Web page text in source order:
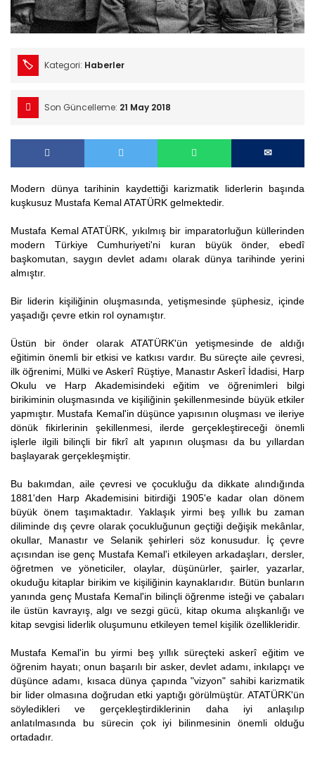
Modern dünya tarihinin kaydettiği karizmatik liderlerin başında
kuşkusuz Mustafa Kemal ATATÜRK gelmektedir.
Mustafa Kemal ATATÜRK, yıkılmış bir imparatorluğun küllerinden
modern Türkiye Cumhuriyeti'ni kuran büyük önder, ebedî
başkomutan, saygın devlet adamı olarak dünya tarihinde yerini
almıştır.
Bir liderin kişiliğinin oluşmasında, yetişmesinde şüphesiz, içinde
yaşadığı çevre etkin rol oynamıştır.
Üstün bir önder olarak ATATÜRK'ün yetişmesinde de aldığı
eğitimin önemli bir etkisi ve katkısı vardır. Bu süreçte aile çevresi,
ilk öğrenimi, Mülki ve Askerî Rüştiye, Manastır Askerî İdadisi, Harp
Okulu ve Harp Akademisindeki eğitim ve öğrenimleri bilgi
birikiminin oluşmasında ve kişiliğinin şekillenmesinde büyük etkiler
yapmıştır. Mustafa Kemal'in düşünce yapısının oluşması ve ileriye
dönük fikirlerinin şekillenmesi, ilerde gerçekleştireceği önemli
işlerle ilgili bilinçli bir fikrî alt yapının oluşması da bu yıllardan
başlayarak gerçekleşmiştir.
Bu bakımdan, aile çevresi ve çocukluğu da dikkate alındığında
1881'den Harp Akademisini bitirdiği 1905'e kadar olan dönem
büyük önem taşımaktadır. Yaklaşık yirmi beş yıllık bu zaman
diliminde dış çevre olarak çocukluğunun geçtiği değişik mekânlar,
okullar, Manastır ve Selanik şehirleri söz konusudur. İç çevre
açısından ise genç Mustafa Kemal'i etkileyen arkadaşları, dersler,
öğretmen ve yöneticiler, olaylar, düşünürler, şairler, yazarlar,
okuduğu kitaplar birikim ve kişiliğinin kaynaklarıdır. Bütün bunların
yanında genç Mustafa Kemal'in bilinçli öğrenme isteği ve çabaları
ile üstün kavrayış, algı ve sezgi gücü, kitap okuma alışkanlığı ve
kitap sevgisi liderlik oluşumunu etkileyen temel kişilik özellikleridir.
Mustafa Kemal'in bu yirmi beş yıllık süreçteki askerî eğitim ve
öğrenim hayatı; onun başarılı bir asker, devlet adamı, inkılapçı ve
düşünce adamı, kısaca dünya çapında "vizyon" sahibi karizmatik
bir lider olmasına doğrudan etki yaptığı görülmüştür. ATATÜRK'ün
söyledikleri ve gerçekleştirdiklerinin daha iyi anlaşılıp
anlatılmasında bu sürecin çok iyi bilinmesinin önemli olduğu
ortadadır.
Kategori: Haberler
Son Güncelleme: 21 May 2018